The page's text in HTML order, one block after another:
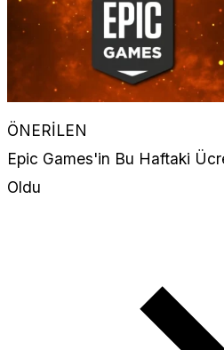
ÖNERİLEN
Epic Games'in Bu Haftaki
Oldu